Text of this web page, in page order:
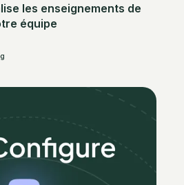
les enseignements de
équipe